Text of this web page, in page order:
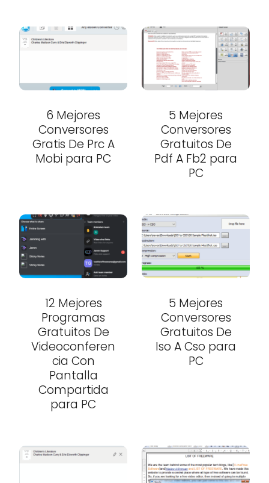
6 Mejores
Conversores
Gratis De Prc A
Mobi para PC
5 Mejores
Conversores
Gratuitos De
Pdf A Fb2 para
PC
12 Mejores
Programas
Gratuitos De
Videoconferen
cia Con
Pantalla
Compartida
para PC
5 Mejores
Conversores
Gratuitos De
Iso A Cso para
PC